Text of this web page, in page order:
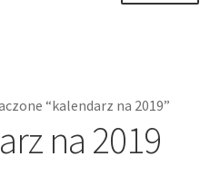
“kalendarz na 2019”
na 2019